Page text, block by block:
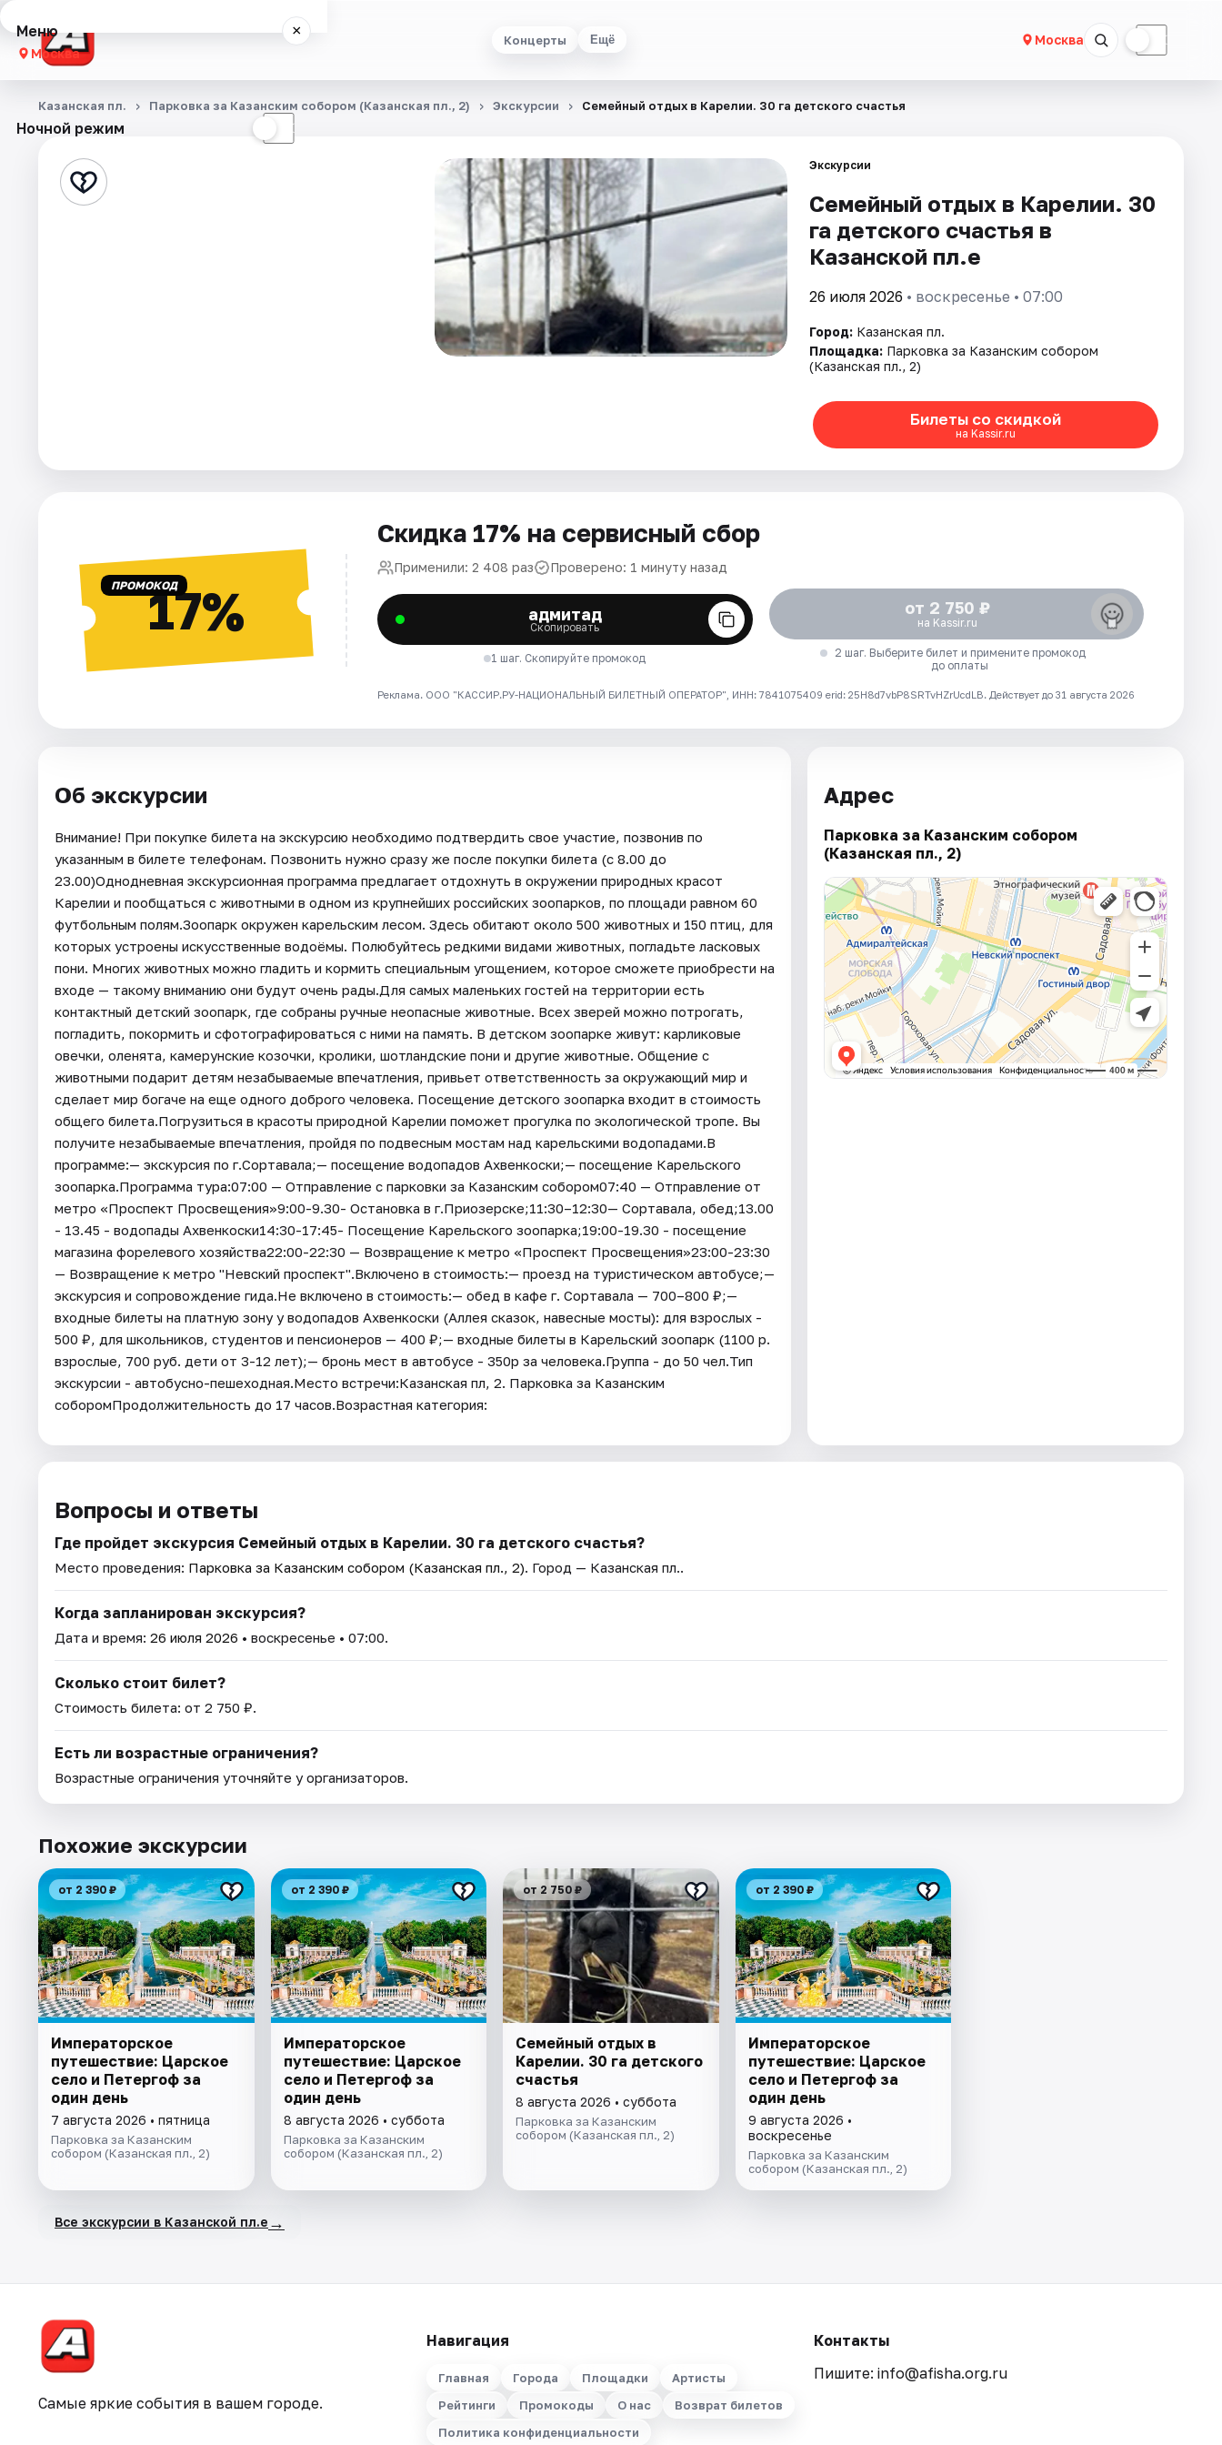
Концерты Ещё Москва ☾
Меню ×
Москва
Концерты
Города
Площадки
Ночной режим ☾
Казанская пл. Парковка за Казанским собором (Казанская пл., 2) Экскурсии Семейный отдых в Карелии. 30 га детского счастья
Экскурсии
Семейный отдых в Карелии. 30
га детского счастья в
Казанской пл.е
26 июля 2026 • воскресенье • 07:00
Город: Казанская пл.
Площадка: Парковка за Казанским собором
(Казанская пл., 2)
Билеты со скидкой
на Kassir.ru
ПРОМОКОД17%
Скидка 17% на сервисный сбор
Применили: 2 408 раз Проверено: 1 минуту назад
адмитад
Скопировать
1 шаг. Скопируйте промокод
от 2 750 ₽
на Kassir.ru
2 шаг. Выберите билет и примените промокод
до оплаты
Реклама. ООО "КАССИР.РУ-НАЦИОНАЛЬНЫЙ БИЛЕТНЫЙ ОПЕРАТОР", ИНН: 7841075409 erid: 25H8d7vbP8SRTvHZrUcdLB. Действует до 31 августа 2026
Об экскурсии
Внимание! При покупке билета на экскурсию необходимо подтвердить свое участие, позвонив по
указанным в билете телефонам. Позвонить нужно сразу же после покупки билета (с 8.00 до
23.00)Однодневная экскурсионная программа предлагает отдохнуть в окружении природных красот
Карелии и пообщаться с животными в одном из крупнейших российских зоопарков, по площади равном 60
футбольным полям.Зоопарк окружен карельским лесом. Здесь обитают около 500 животных и 150 птиц, для
которых устроены искусственные водоёмы. Полюбуйтесь редкими видами животных, погладьте ласковых
пони. Многих животных можно гладить и кормить специальным угощением, которое сможете приобрести на
входе — такому вниманию они будут очень рады.Для самых маленьких гостей на территории есть
контактный детский зоопарк, где собраны ручные неопасные животные. Всех зверей можно потрогать,
погладить, покормить и сфотографироваться с ними на память. В детском зоопарке живут: карликовые
овечки, оленята, камерунские козочки, кролики, шотландские пони и другие животные. Общение с
животными подарит детям незабываемые впечатления, привьет ответственность за окружающий мир и
сделает мир богаче на еще одного доброго человека. Посещение детского зоопарка входит в стоимость
общего билета.Погрузиться в красоты природной Карелии поможет прогулка по экологической тропе. Вы
получите незабываемые впечатления, пройдя по подвесным мостам над карельскими водопадами.В
программе:— экскурсия по г.Сортавала;— посещение водопадов Ахвенкоски;— посещение Карельского
зоопарка.Программа тура:07:00 — Отправление с парковки за Казанским собором07:40 — Отправление от
метро «Проспект Просвещения»9:00-9.30- Остановка в г.Приозерске;11:30–12:30— Сортавала, обед;13.00
- 13.45 - водопады Ахвенкоски14:30-17:45- Посещение Карельского зоопарка;19:00-19.30 - посещение
магазина форелевого хозяйства22:00-22:30 — Возвращение к метро «Проспект Просвещения»23:00-23:30
— Возвращение к метро "Невский проспект".Включено в стоимость:— проезд на туристическом автобусе;—
экскурсия и сопровождение гида.Не включено в стоимость:— обед в кафе г. Сортавала — 700–800 ₽;—
входные билеты на платную зону у водопадов Ахвенкоски (Аллея сказок, навесные мосты): для взрослых -
500 ₽, для школьников, студентов и пенсионеров — 400 ₽;— входные билеты в Карельский зоопарк (1100 р.
взрослые, 700 руб. дети от 3-12 лет);— бронь мест в автобусе - 350р за человека.Группа - до 50 чел.Тип
экскурсии - автобусно-пешеходная.Место встречи:Казанская пл, 2. Парковка за Казанским
соборомПродолжительность до 17 часов.Возрастная категория:
Адрес
Парковка за Казанским собором
(Казанская пл., 2)
Вопросы и ответы
Где пройдет экскурсия Семейный отдых в Карелии. 30 га детского счастья?
Место проведения: Парковка за Казанским собором (Казанская пл., 2). Город — Казанская пл..
Когда запланирован экскурсия?
Дата и время: 26 июля 2026 • воскресенье • 07:00.
Сколько стоит билет?
Стоимость билета: от 2 750 ₽.
Есть ли возрастные ограничения?
Возрастные ограничения уточняйте у организаторов.
Похожие экскурсии
от 2 390 ₽
Императорское
путешествие: Царское
село и Петергоф за
один день
7 августа 2026 • пятница
Парковка за Казанским
собором (Казанская пл., 2)
от 2 390 ₽
Императорское
путешествие: Царское
село и Петергоф за
один день
8 августа 2026 • суббота
Парковка за Казанским
собором (Казанская пл., 2)
от 2 750 ₽
Семейный отдых в
Карелии. 30 га детского
счастья
8 августа 2026 • суббота
Парковка за Казанским
собором (Казанская пл., 2)
от 2 390 ₽
Императорское
путешествие: Царское
село и Петергоф за
один день
9 августа 2026 •
воскресенье
Парковка за Казанским
собором (Казанская пл., 2)
Все экскурсии в Казанской пл.е →
Самые яркие события в вашем городе.
Навигация
Главная Города Площадки
Артисты
Рейтинги
Промокоды О нас
Возврат билетов
Политика конфиденциальности
Контакты
Пишите: info@afisha.org.ru